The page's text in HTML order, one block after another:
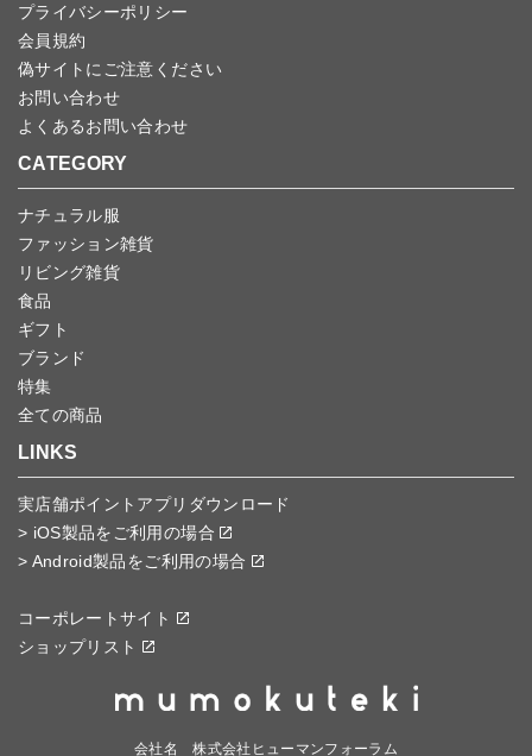
プライバシーポリシー
会員規約
偽サイトにご注意ください
お問い合わせ
よくあるお問い合わせ
CATEGORY
ナチュラル服
ファッション雑貨
リビング雑貨
食品
ギフト
ブランド
特集
全ての商品
LINKS
実店舗ポイントアプリダウンロード
> iOS製品をご利用の場合
> Android製品をご利用の場合
コーポレートサイト
ショップリスト
会社名 株式会社ヒューマンフォーラム